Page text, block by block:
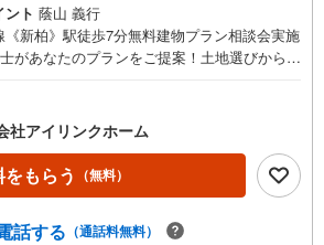
ント 蔭山 義行
新柏》駅徒歩7分無料建物プラン相談会実施
があなたのプランをご提案！土地選びから家
定測量済み更地渡しも可能小学校徒歩7分スー
現地内覧ツアー開催中!!□■□（※事前に必ず
ださいませ）《コース内容（所要時
ッと内覧コース （30分～）・じっくり内
（60分～）・納得内覧コース （90分
でのお問い合わせ無料】お日にち:時間帯のご
社アイリンクホーム
をもらう （無料）
話する （通話料無料）